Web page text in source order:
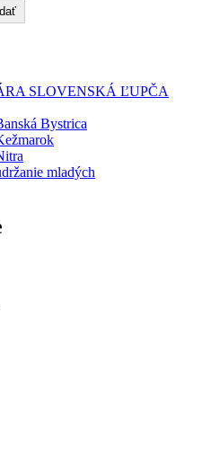
SLOVENSKÁ ĽUPČA
Bystrica
mladých